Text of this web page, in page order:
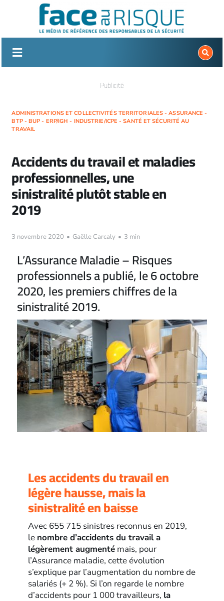
Publicité
ADMINISTRATIONS ET COLLECTIVITÉS TERRITORIALES - ASSURANCE -
BTP - BUP - ERP/IGH - INDUSTRIE/ICPE - SANTÉ ET SÉCURITÉ AU
TRAVAIL
Accidents du travail et maladies
professionnelles, une
sinistralité plutôt stable en
2019
3 novembre 2020 • Gaëlle Carcaly • 3 min
L’Assurance Maladie – Risques
professionnels a publié, le 6 octobre
2020, les premiers chiffres de la
sinistralité 2019.
Les accidents du travail en
légère hausse, mais la
sinistralité en baisse
Avec 655 715 sinistres reconnus en 2019,
le nombre d’accidents du travail a
légèrement augmenté mais, pour
l’Assurance maladie, cette évolution
s’explique par l’augmentation du nombre de
salariés (+ 2 %). Si l’on regarde le nombre
d’accidents pour 1 000 travailleurs, la